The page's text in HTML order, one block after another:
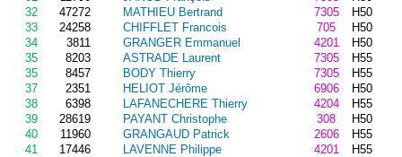
32
47272 MATHIEU Bertrand 7305
H50
33
24258 CHIFFLET Francois 705
H50
34
3811 GRANGER Emmanuel 4201
H50
35
8203 ASTRADE Laurent 7305
H55
35
8457 BODY Thierry 7305
H55
37
2351 HELIOT Jérôme 6906
H50
38
6398 LAFANECHERE Thierry 4204
H55
39
28619 PAYANT Christophe 308
H50
40
11960 GRANGAUD Patrick 2606
H55
41
17446 LAVENNE Philippe 4201
H55